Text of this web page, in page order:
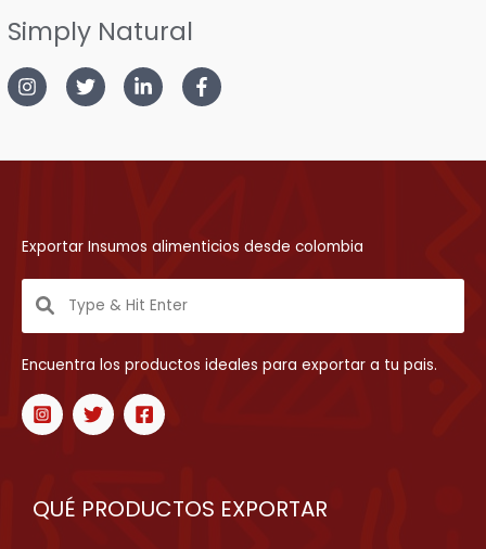
Simply Natural
Exportar Insumos alimenticios desde colombia
Encuentra los productos ideales para exportar a tu pais.
QUÉ PRODUCTOS EXPORTAR